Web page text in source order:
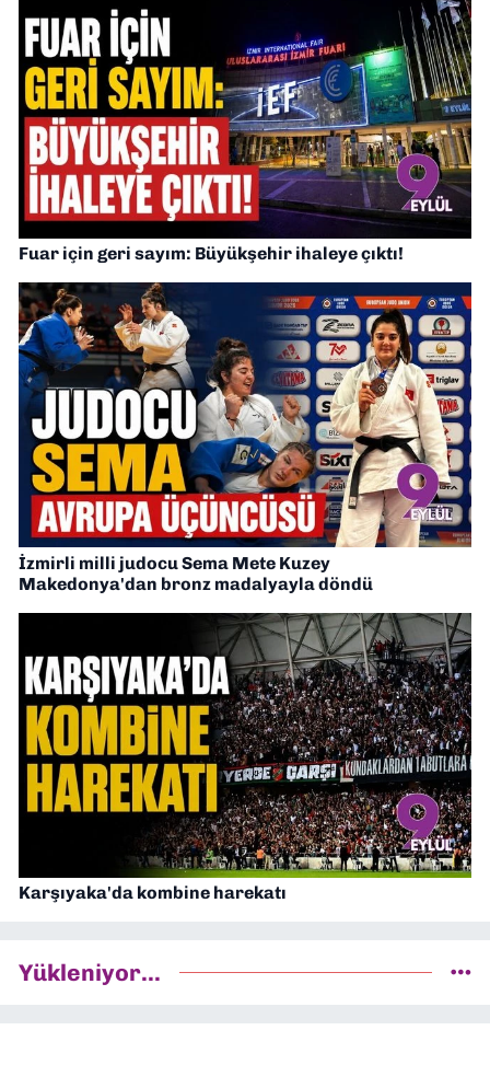
Fuar için geri sayım: Büyükşehir ihaleye çıktı!
İzmirli milli judocu Sema Mete Kuzey
Makedonya'dan bronz madalyayla döndü
Karşıyaka'da kombine harekatı
Yükleniyor...